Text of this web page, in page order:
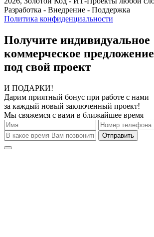
Разработка - Внедрение - Поддержка
Политика конфиденциальности
Получите индивидуальное
коммерческое предложение
под свой проект
И ПОДАРКИ!
Дарим приятный бонус при работе с нами
за каждый новый заключенный проект!
Мы свяжемся с вами в ближайшее время
Отправить